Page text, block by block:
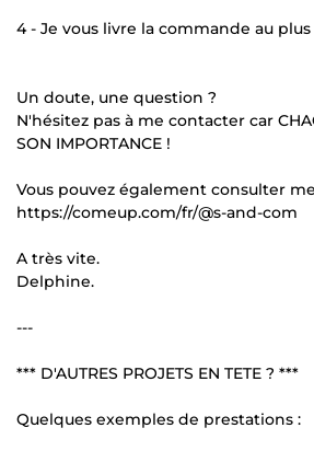
4 - Je vous livre la commande au
Un doute, une question ?
N'hésitez pas à me contacter car
SON IMPORTANCE !
Vous pouvez également consulter
https://comeup.com/fr/@s-and-com
A très vite.
Delphine.
---
*** D'AUTRES PROJETS EN TETE ? ***
Quelques exemples de prestations :